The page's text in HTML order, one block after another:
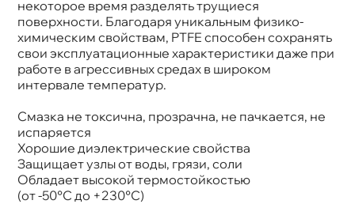
некоторое время разделять трущиеся
поверхности. Благодаря уникальным физико-
химическим свойствам, PTFE способен сохранять
свои эксплуатационные характеристики даже при
работе в агрессивных средах в широком
интервале температур.
Смазка не токсична, прозрачна, не пачкается, не
испаряется
Хорошие диэлектрические свойства
Защищает узлы от воды, грязи, соли
Обладает высокой термостойкостью
(от -50°C до +230°C)